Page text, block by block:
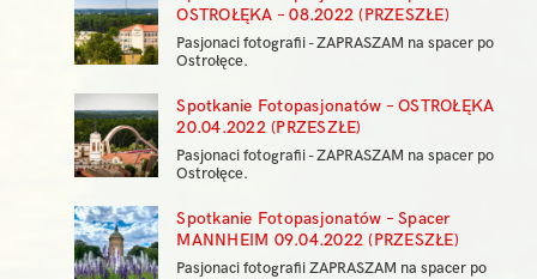
OSTROŁĘKA – 08.2022 (PRZESZŁE)
Pasjonaci fotografii - ZAPRASZAM na spacer po
Ostrołęce.
Spotkanie Fotopasjonatów – OSTROŁĘKA
20.04.2022 (PRZESZŁE)
Pasjonaci fotografii - ZAPRASZAM na spacer po
Ostrołęce.
Spotkanie Fotopasjonatów – Spacer
MANNHEIM 09.04.2022 (PRZESZŁE)
Pasjonaci fotografii ZAPRASZAM na spacer po